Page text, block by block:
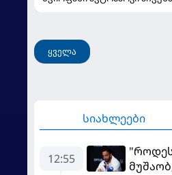
ყველა
სიახლეები
12:55